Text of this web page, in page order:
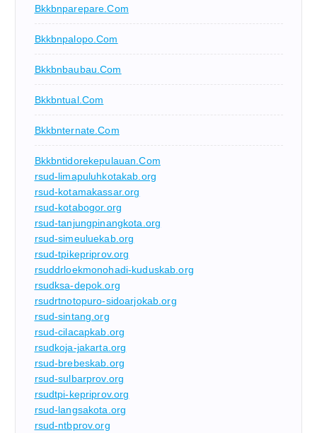
Bkkbnparepare.com
Bkkbnpalopo.com
Bkkbnbaubau.com
Bkkbntual.com
Bkkbnternate.com
Bkkbntidorekepulauan.com
rsud-limapuluhkotakab.org
rsud-kotamakassar.org
rsud-kotabogor.org
rsud-tanjungpinangkota.org
rsud-simeuluekab.org
rsud-tpikepriprov.org
rsuddrloekmonohadi-kuduskab.org
rsudksa-depok.org
rsudrtnotopuro-sidoarjokab.org
rsud-sintang.org
rsud-cilacapkab.org
rsudkoja-jakarta.org
rsud-brebeskab.org
rsud-sulbarprov.org
rsudtpi-kepriprov.org
rsud-langsakota.org
rsud-ntbprov.org